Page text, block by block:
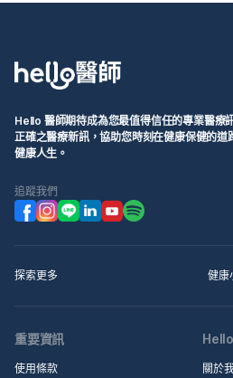
Hello 醫師期待成為您最值得信任的專業醫療
正確之醫療新訊，協助您時刻在健康保健的
健康人生。
追蹤我們
探索更多 健康
重要資訊
使用條款
關於